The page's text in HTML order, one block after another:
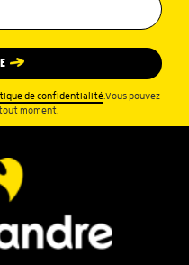
de confidentialité.Vous pouvez
moment.